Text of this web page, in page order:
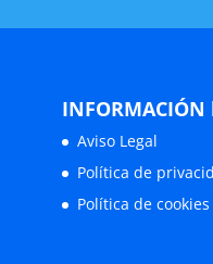
INFORMACIÓN
Aviso Legal
Política de
Política de cookies